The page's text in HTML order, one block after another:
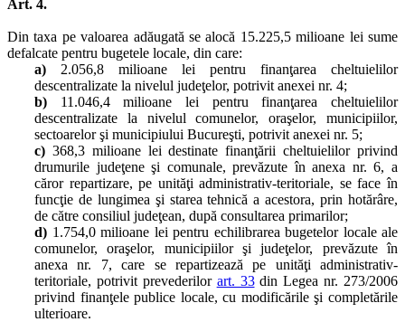
Art. 4.
Din taxa pe valoarea adăugată se alocă 15.225,5 milioane lei sume
defalcate pentru bugetele locale, din care:
a) 2.056,8 milioane lei pentru finanţarea cheltuielilor
descentralizate la nivelul judeţelor, potrivit anexei nr. 4;
b) 11.046,4 milioane lei pentru finanţarea cheltuielilor
descentralizate la nivelul comunelor, oraşelor, municipiilor,
sectoarelor şi municipiului Bucureşti, potrivit anexei nr. 5;
c) 368,3 milioane lei destinate finanţării cheltuielilor privind
drumurile judeţene şi comunale, prevăzute în anexa nr. 6, a
căror repartizare, pe unităţi administrativ-teritoriale, se face în
funcţie de lungimea şi starea tehnică a acestora, prin hotărâre,
de către consiliul judeţean, după consultarea primarilor;
d) 1.754,0 milioane lei pentru echilibrarea bugetelor locale ale
comunelor, oraşelor, municipiilor şi judeţelor, prevăzute în
anexa nr. 7, care se repartizează pe unităţi administrativ-
teritoriale, potrivit prevederilor art. 33din Legea nr. 273/2006
privind finanţele publice locale, cu modificările şi completările
ulterioare.